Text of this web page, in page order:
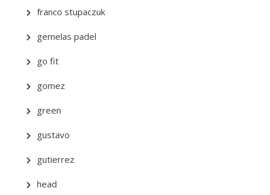
franco stupaczuk
gemelas padel
go fit
gomez
green
gustavo
gutierrez
head